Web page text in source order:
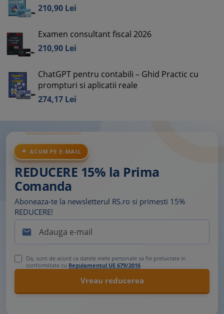
210,90 Lei
Examen consultant fiscal 2026
210,90 Lei
ChatGPT pentru contabili – Ghid Practic cu
prompturi si aplicatii reale
274,17 Lei
ACUM PE E-MAIL
REDUCERE 15% la Prima
Comanda
Aboneaza-te la newsletterul RS.ro si primesti 15%
REDUCERE!

Da, sunt de acord ca datele mele personale sa fie prelucrate in
conformitate cu Regulamentul UE 679/2016